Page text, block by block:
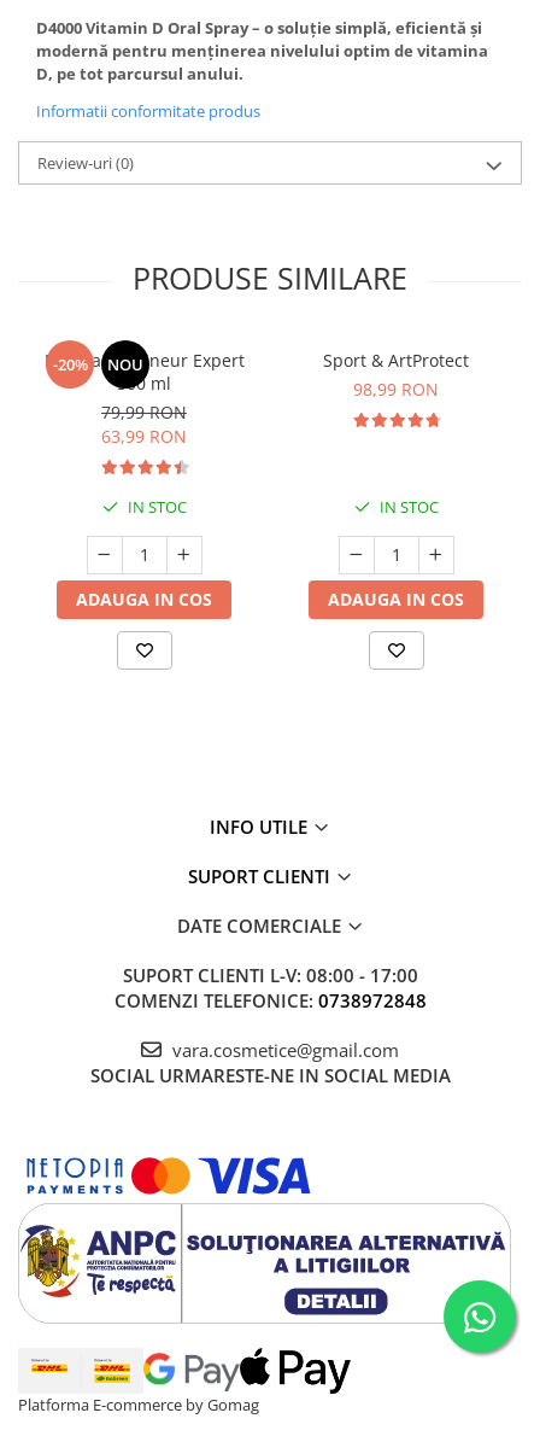
D4000 Vitamin D Oral Spray – o soluție simplă, eficientă și
modernă pentru menținerea nivelului optim de vitamina
D, pe tot parcursul anului.
Informatii conformitate produs
Review-uri(0)
PRODUSE SIMILARE
-20% NOU
Manhaē Draineur Expert
500 ml
79,99 RON
63,99 RON
IN STOC
ADAUGA IN COS
Sport & ArtProtect
98,99 RON
IN STOC
ADAUGA IN COS
INFO UTILE
SUPORT CLIENTI
DATE COMERCIALE
SUPORT CLIENTI L-V: 08:00 - 17:00
COMENZI TELEFONICE: 0738972848
vara.cosmetice@gmail.com
SOCIAL URMARESTE-NE IN SOCIAL MEDIA
Platforma E-commerce by Gomag